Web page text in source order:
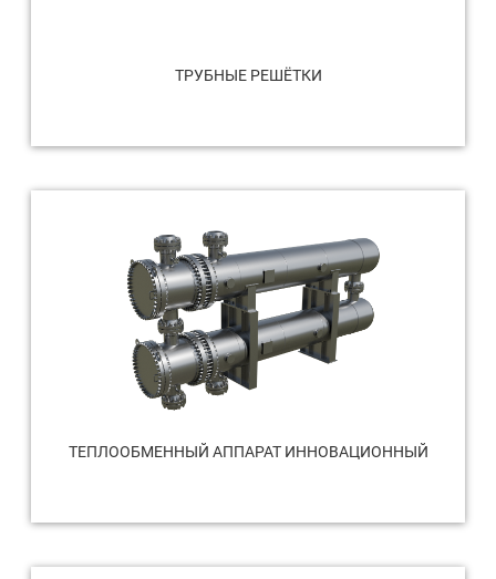
ТРУБНЫЕ РЕШЁТКИ
ТЕПЛООБМЕННЫЙ АППАРАТ ИННОВАЦИОННЫЙ